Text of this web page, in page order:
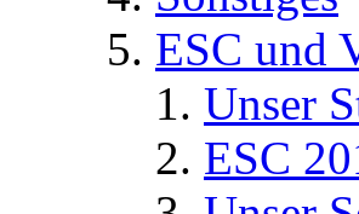
ESC und
Unser
ESC